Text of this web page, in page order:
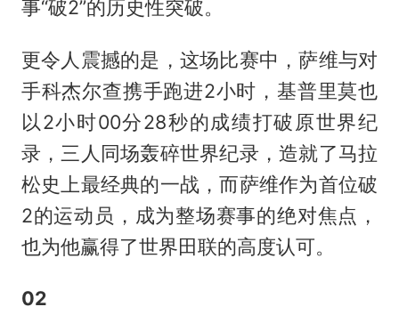
事“破2”的历史性突破。
更令人震撼的是，这场比赛中，萨维与对
手科杰尔查携手跑进2小时，基普里莫也
以2小时00分28秒的成绩打破原世界纪
录，三人同场轰碎世界纪录，造就了马拉
松史上最经典的一战，而萨维作为首位破
2的运动员，成为整场赛事的绝对焦点，
也为他赢得了世界田联的高度认可。
02